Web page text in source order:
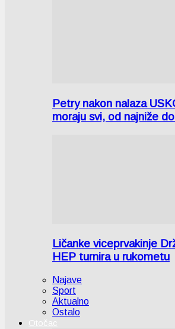
Petry nakon nalaza
moraju svi, od najniže
Ličanke viceprvakinje
HEP turnira u rukometu
Najave
Sport
Aktualno
Ostalo
Otočac